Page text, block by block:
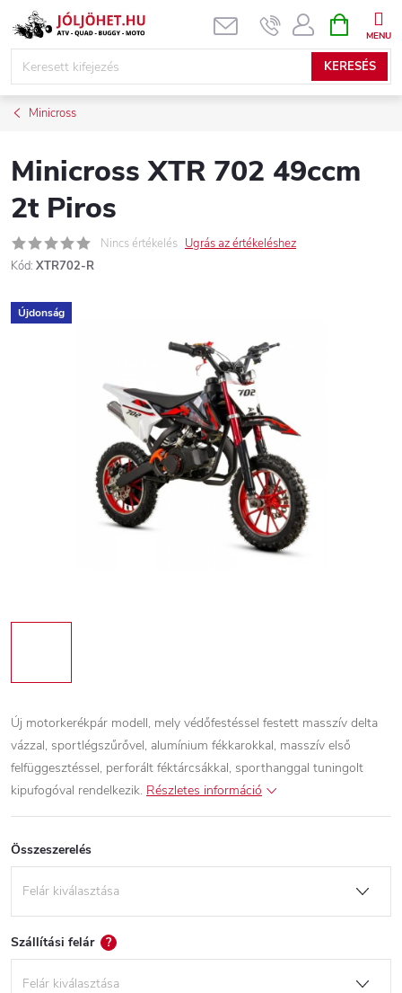
Ugrás
KERESÉS
KOSÁR
Minicross
Minicross XTR 702 49ccm
2t Piros
Nincs értékelés Ugrás az értékeléshez
Kód: XTR702-R
Újdonság
Új motorkerékpár modell, mely védőfestéssel festett masszív delta
vázzal, sportlégszűrővel, alumínium fékkarokkal, masszív első
felfüggesztéssel, perforált féktárcsákkal, sporthanggal tuningolt
kipufogóval rendelkezik. Részletes információ
Összeszerelés
Szállítási felár ?